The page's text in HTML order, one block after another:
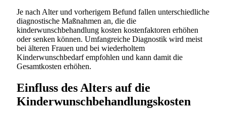
Je nach Alter und vorherigem Befund fallen unterschiedliche
diagnostische Maßnahmen an, die die
kinderwunschbehandlung kosten kostenfaktoren erhöhen
oder senken können. Umfangreiche Diagnostik wird meist
bei älteren Frauen und bei wiederholtem
Kinderwunschbedarf empfohlen und kann damit die
Gesamtkosten erhöhen.
Einfluss des Alters auf die
Kinderwunschbehandlungskosten